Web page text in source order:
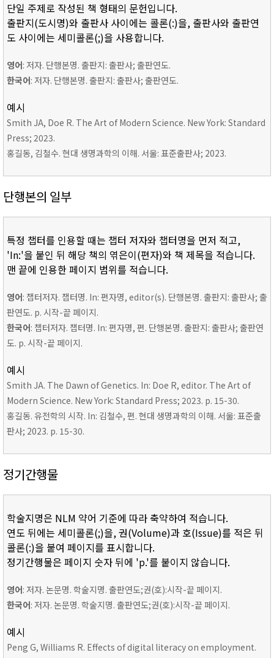
단일 주제로 작성된 책 형태의 문헌입니다.
출판지(도시명)와 출판사 사이에는 콜론(:)을, 출판사와 출판연
도 사이에는 세미콜론(;)을 사용합니다.
영어: 저자. 단행본명. 출판지: 출판사; 출판연도.
한국어: 저자. 단행본명. 출판지: 출판사; 출판연도.
예시
Smith JA, Doe R. The Art of Modern Science. New York: Standard
Press; 2023.
홍길동, 김철수. 현대 생명과학의 이해. 서울: 표준출판사; 2023.
단행본의 일부
특정 챕터를 인용할 때는 챕터 저자와 챕터명을 먼저 적고,
'In:'을 붙인 뒤 해당 책의 엮은이(편자)와 책 제목을 적습니다.
맨 끝에 인용한 페이지 범위를 적습니다.
영어: 챕터저자. 챕터명. In: 편자명, editor(s). 단행본명. 출판지: 출판사; 출
판연도. p. 시작-끝 페이지.
한국어: 챕터저자. 챕터명. In: 편자명, 편. 단행본명. 출판지: 출판사; 출판연
도. p. 시작-끝 페이지.
예시
Smith JA. The Dawn of Genetics. In: Doe R, editor. The Art of
Modern Science. New York: Standard Press; 2023. p. 15-30.
홍길동. 유전학의 시작. In: 김철수, 편. 현대 생명과학의 이해. 서울: 표준출
판사; 2023. p. 15-30.
정기간행물
학술지명은 NLM 약어 기준에 따라 축약하여 적습니다.
연도 뒤에는 세미콜론(;)을, 권(Volume)과 호(Issue)를 적은 뒤
콜론(:)을 붙여 페이지를 표시합니다.
정기간행물은 페이지 숫자 뒤에 'p.'를 붙이지 않습니다.
영어: 저자. 논문명. 학술지명. 출판연도;권(호):시작-끝 페이지.
한국어: 저자. 논문명. 학술지명. 출판연도;권(호):시작-끝 페이지.
예시
Peng G, Williams R. Effects of digital literacy on employment.